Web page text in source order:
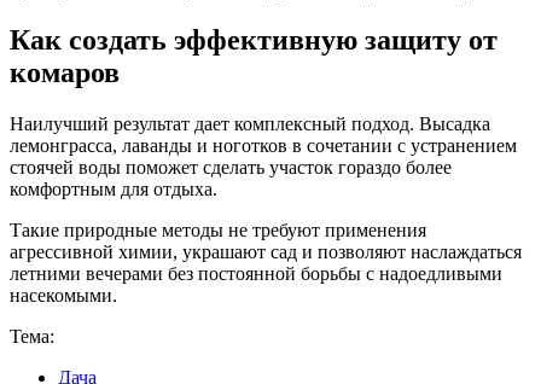
Как создать эффективную защиту от
комаров
Наилучший результат дает комплексный подход. Высадка
лемонграсса, лаванды и ноготков в сочетании с устранением
стоячей воды поможет сделать участок гораздо более
комфортным для отдыха.
Такие природные методы не требуют применения
агрессивной химии, украшают сад и позволяют наслаждаться
летними вечерами без постоянной борьбы с надоедливыми
насекомыми.
Тема:
Дача